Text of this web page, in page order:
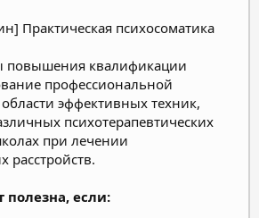
повышения квалификации
профессиональной
эффективных техник,
психотерапевтических
при лечении
расстройств.
полезна, если: